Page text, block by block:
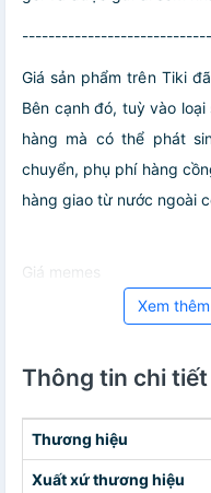
Giá sản phẩm trên Tiki
Bên cạnh đó, tuỳ vào
hàng mà có thể phát
chuyển, phụ phí hàng
hàng giao từ nước ngoài
Giá memes
Xem
Thông tin chi tiết
Thương hiệu
Xuất xứ thương hiệu